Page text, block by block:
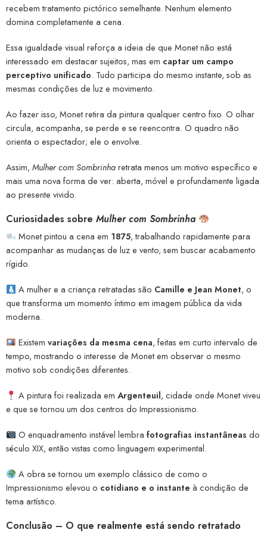
recebem tratamento pictórico semelhante. Nenhum elemento
domina completamente a cena.
Essa igualdade visual reforça a ideia de que Monet não está
interessado em destacar sujeitos, mas em captar um campo
perceptivo unificado. Tudo participa do mesmo instante, sob as
mesmas condições de luz e movimento.
Ao fazer isso, Monet retira da pintura qualquer centro fixo. O olhar
circula, acompanha, se perde e se reencontra. O quadro não
orienta o espectador; ele o envolve.
Assim, Mulher com Sombrinharetrata menos um motivo específico e
mais uma nova forma de ver: aberta, móvel e profundamente ligada
ao presente vivido.
Curiosidades sobre Mulher com Sombrinha
Monet pintou a cena em 1875, trabalhando rapidamente para
acompanhar as mudanças de luz e vento, sem buscar acabamento
rígido.
A mulher e a criança retratadas são Camille e Jean Monet, o
que transforma um momento íntimo em imagem pública da vida
moderna.
Existem variações da mesma cena, feitas em curto intervalo de
tempo, mostrando o interesse de Monet em observar o mesmo
motivo sob condições diferentes.
A pintura foi realizada em Argenteuil, cidade onde Monet viveu
e que se tornou um dos centros do Impressionismo.
O enquadramento instável lembra fotografias instantâneas do
século XIX, então vistas como linguagem experimental.
A obra se tornou um exemplo clássico de como o
Impressionismo elevou o cotidiano e o instante à condição de
tema artístico.
Conclusão – O que realmente está sendo retratado